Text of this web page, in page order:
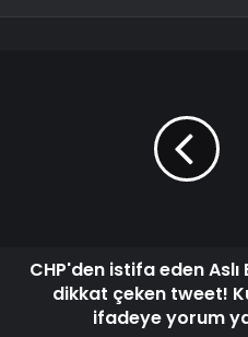
CHP'den istifa eden
dikkat çeken tweet!
ifadeye yorum